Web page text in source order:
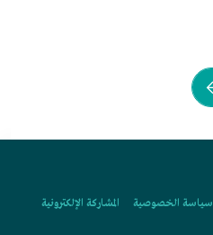
سياسة الخصوصية
المشاركة الإلكترونية